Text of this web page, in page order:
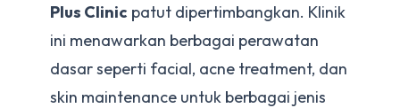
Plus Clinic patut dipertimbangkan. Klinik
ini menawarkan berbagai perawatan
dasar seperti facial, acne treatment, dan
skin maintenance untuk berbagai jenis